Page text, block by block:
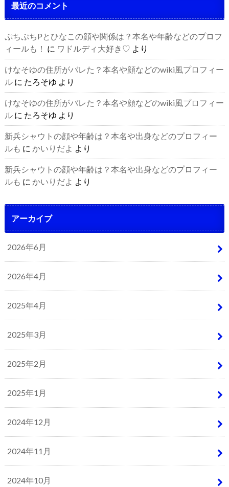
最近のコメント
ぷちぷちPとひなこの顔や関係は？本名や年齢などのプロフ
ィールも！ に ワドルディ大好き♡ より
けなそゆの住所がバレた？本名や顔などのwiki風プロフィー
ルに たろそゆ より
けなそゆの住所がバレた？本名や顔などのwiki風プロフィー
ルに たろそゆ より
新兵シャウトの顔や年齢は？本名や出身などのプロフィー
ルも に かいりだよ より
新兵シャウトの顔や年齢は？本名や出身などのプロフィー
ルも に かいりだよ より
アーカイブ
2026年6月
2026年4月
2025年4月
2025年3月
2025年2月
2025年1月
2024年12月
2024年11月
2024年10月